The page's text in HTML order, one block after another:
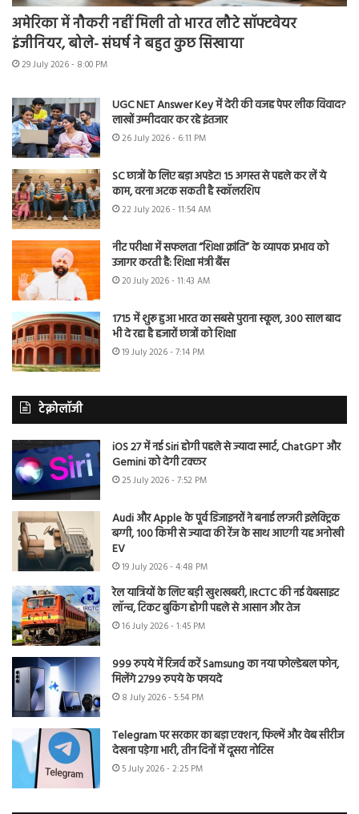
अमेरिका में नौकरी नहीं मिली तो भारत लौटे सॉफ्टवेयर
इंजीनियर, बोले- संघर्ष ने बहुत कुछ सिखाया
29 July 2026 - 8:00 PM
UGC NET Answer Key में देरी की वजह पेपर लीक विवाद?
लाखों उम्मीदवार कर रहे इंतजार
26 July 2026 - 6:11 PM
SC छात्रों के लिए बड़ा अपडेट! 15 अगस्त से पहले कर लें ये
काम, वरना अटक सकती है स्कॉलरशिप
22 July 2026 - 11:54 AM
नीट परीक्षा में सफलता “शिक्षा क्रांति” के व्यापक प्रभाव को
उजागर करती है: शिक्षा मंत्री बैंस
20 July 2026 - 11:43 AM
1715 में शुरू हुआ भारत का सबसे पुराना स्कूल, 300 साल बाद
भी दे रहा है हजारों छात्रों को शिक्षा
19 July 2026 - 7:14 PM
टेक्नोलॉजी
iOS 27 में नई Siri होगी पहले से ज्यादा स्मार्ट, ChatGPT और
Gemini को देगी टक्कर
25 July 2026 - 7:52 PM
Audi और Apple के पूर्व डिजाइनरों ने बनाई लग्जरी इलेक्ट्रिक
बग्गी, 100 किमी से ज्यादा की रेंज के साथ आएगी यह अनोखी
EV
19 July 2026 - 4:48 PM
रेल यात्रियों के लिए बड़ी खुशखबरी, IRCTC की नई वेबसाइट
लॉन्च, टिकट बुकिंग होगी पहले से आसान और तेज
16 July 2026 - 1:45 PM
999 रुपये में रिजर्व करें Samsung का नया फोल्डेबल फोन,
मिलेंगे 2799 रुपये के फायदे
8 July 2026 - 5:54 PM
Telegram पर सरकार का बड़ा एक्शन, फिल्में और वेब सीरीज
देखना पड़ेगा भारी, तीन दिनों में दूसरा नोटिस
5 July 2026 - 2:25 PM